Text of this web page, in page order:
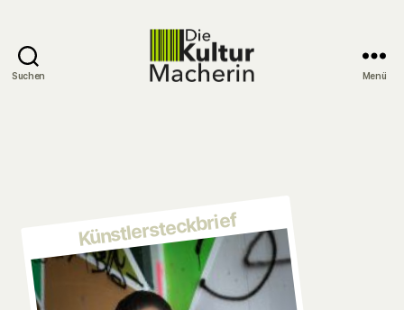
Suchen Menü
Künstlersteckbrief